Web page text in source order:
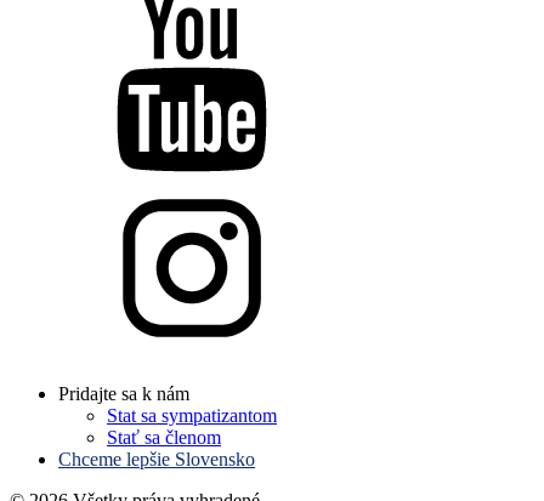
Pridajte sa k nám
Stat sa sympatizantom
Stať sa členom
Chceme lepšie Slovensko